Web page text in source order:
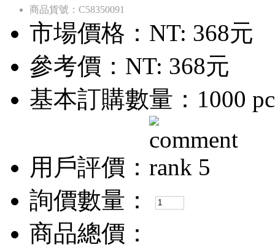
商品貨號：C58350091
市場價格： NT: 368元
參考價： NT: 368元
基本訂購數量：1000
用戶評價：
詢價數量：
商品總價：